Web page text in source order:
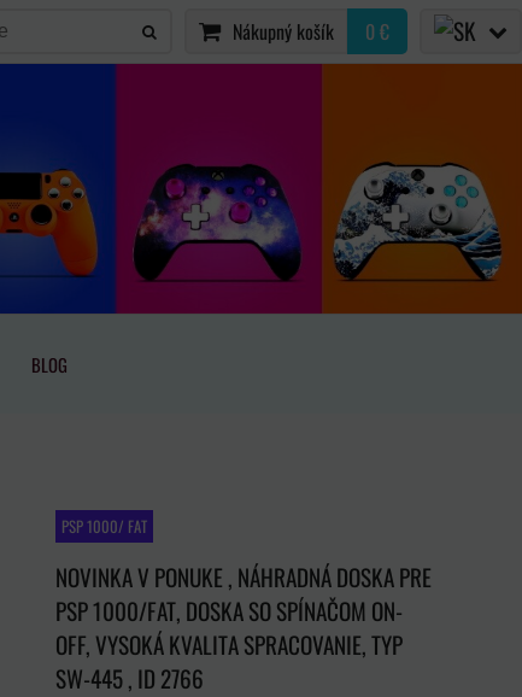
Nákupný košík 0 €
BLOG
PSP 1000/ FAT
NOVINKA V PONUKE , NÁHRADNÁ DOSKA PRE
PSP 1000/FAT, DOSKA SO SPÍNAČOM ON-
OFF, VYSOKÁ KVALITA SPRACOVANIE, TYP
SW-445 , ID 2766